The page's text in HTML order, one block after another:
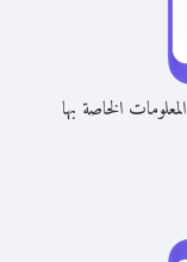
الخاصة بها